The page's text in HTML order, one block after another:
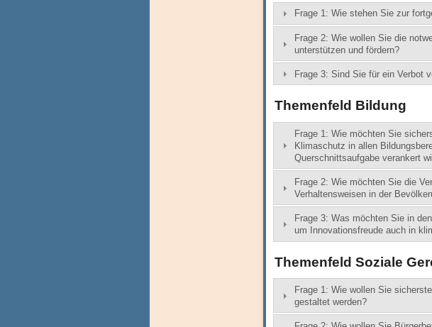
Frage 1: Wie stehen Sie zur
Frage 2: Wie wollen Sie die
unterstützen und fördern?
Frage 3: Sind Sie für ein Verbot
Themenfeld Bildung
Frage 1: Wie möchten Sie
Klimaschutz in allen
Querschnittsaufgabe verankert
Frage 2: Wie möchten Sie die
Verhaltensweisen in der
Frage 3: Was möchten Sie in
um Innovationsfreude auch in
Themenfeld Soziale
Frage 1: Wie wollen Sie
gestaltet werden?